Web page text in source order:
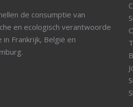
de consumptie van
en ecologisch verantwoorde
in Frankrijk, België en